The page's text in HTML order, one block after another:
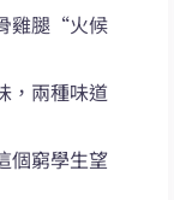
雞腿“火候
，兩種味道
個窮學生望